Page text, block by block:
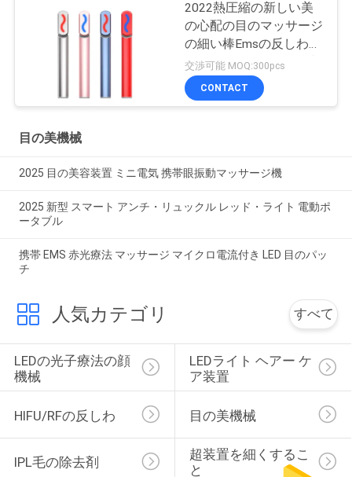
2022熱圧縮の新しい美
の心配の目のマッサージ
の細い棒Emsの反しわの
目のマッサージャー、顔
のマッサージャー、Rf
Emsの美
交渉可能 MOQ:300pcs
CONTACT
目の美機械
2025 目の美容装置 ミニ電気 携帯眼振動マッサージ機
2025 新型 スマート アンチ・リュックル レッド・ライト 電動ポ
ータブル
携帯 EMS 赤光療法 マッサージ マイクロ電流付き LED 目のパッ
チ
人気カテゴリ すべて
LEDの光子療法の顔
機械
LEDライト ヘアー ケ
ア装置
HIFU/RFの反しわ 目の美機械
IPL毛の除去剤
超装置を細くするこ
と